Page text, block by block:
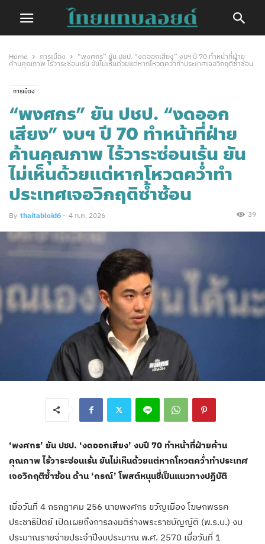
Home การเมือง
“พงศกร” ยัน ปชป. “งดออกเสียง” งบฯ ปี 70 ทำหน้าที่ฝ่าย
ค้านคุณภาพ ไร้วาระซ่อนเร้น ยันไม่เห็นด้วยแต่หากโหวตคว่ำทำประเทศเจอวิกฤติซ้ำซ้อน
การเมือง
“พงศกร” ยัน ปชป. “งดออก
เสียง” งบฯ ปี 70 ทำหน้าที่ฝ่าย
ค้านคุณภาพ ไร้วาระซ่อนเร้น ยัน
ไม่เห็นด้วยแต่หากโหวตคว่ำทำ
ประเทศเจอวิกฤติซ้ำซ้อน
By thaitabloid6 - 4 ก.ค. 2026 39
‘พงศกร’ ยัน ปชป. ‘งดออกเสียง’ งบปี 70 ทำหน้าที่ฝ่ายค้าน
คุณภาพ ไร้วาระซ่อนเร้น ยันไม่เห็นด้วยแต่หากโหวตคว่ำทำประเทศ
เจอวิกฤติซ้ำซ้อน ด้าน ‘กรณ์’ โพสต์หนุนชี้เป็นแนวทางปฏิบัติ
เมื่อวันที่ 4 กรกฎาคม 256 นายพงศกร ขวัญเมือง โฆษกพรรค
ประชาธิปัตย์ เปิดเผยถึงการลงมติร่างพระราชบัญญัติ (พ.ร.บ.) งบ
ประมาณรายจ่ายประจำปีงบประมาณ พ.ศ. 2570 เมื่อวันที่ 1